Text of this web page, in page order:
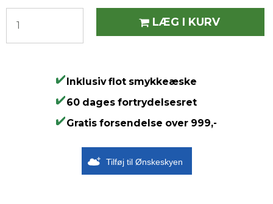
LÆG I KURV
Inklusiv flot smykkeæske
60 dages fortrydelsesret
Gratis forsendelse over 999,-
Tilføj til Ønskeskyen